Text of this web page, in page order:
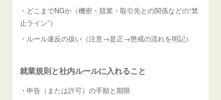
・どこまでNGか（機密・競業・取引先との関係などの“禁
止ライン”）
・ルール違反の扱い（注意→是正→懲戒の流れを明記）
就業規則と社内ルールに入れること
・申告（または許可）の手順と期限